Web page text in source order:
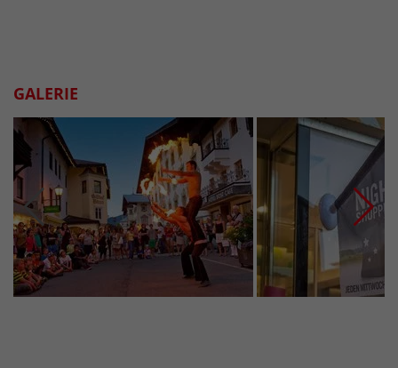
GALERIE